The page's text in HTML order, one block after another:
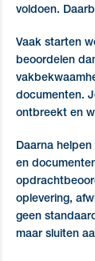
voldoen.
Vaak starten
beoordelen
documenten.
ontbreekt en
Daarna
en
oplevering,
geen
maar sluiten